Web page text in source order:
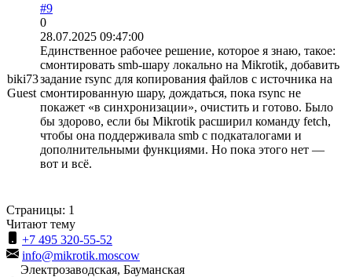
biki73
Guest
#9
0
28.07.2025 09:47:00
Единственное рабочее решение, которое я знаю, такое:
смонтировать smb-шару локально на Mikrotik, добавить
задание rsync для копирования файлов с источника на
смонтированную шару, дождаться, пока rsync не
покажет «в синхронизации», очистить и готово. Было
бы здорово, если бы Mikrotik расширил команду fetch,
чтобы она поддерживала smb с подкаталогами и
дополнительными функциями. Но пока этого нет —
вот и всё.
Страницы: 1
Читают тему
+7 495 320-55-52
info@mikrotik.moscow
Электрозаводская, Бауманская